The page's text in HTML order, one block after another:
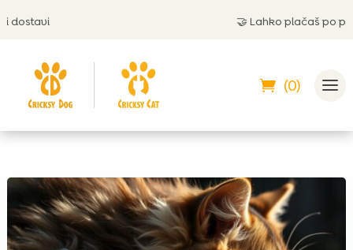
Lahko plačaš po povzetju
(0)